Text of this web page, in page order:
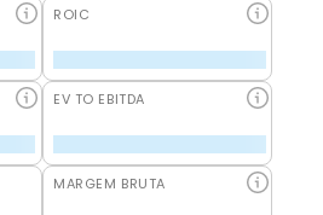
ROIC
EV TO EBITDA
MARGEM BRUTA